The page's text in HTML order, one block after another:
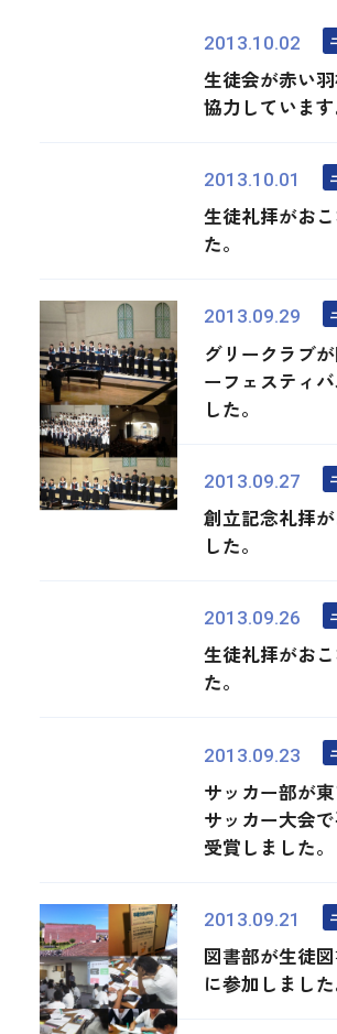
2013.10.02
生徒会が赤い
協力しています
2013.10.01
生徒礼拝がお
た。
2013.09.29
グリークラブ
ーフェスティ
した。
2013.09.27
創立記念礼拝
した。
2013.09.26
生徒礼拝がお
た。
2013.09.23
サッカー部が
サッカー大会
受賞しました。
2013.09.21
図書部が生徒
に参加しました